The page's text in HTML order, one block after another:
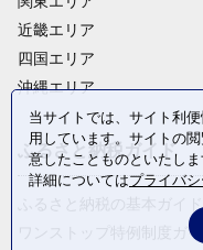
近畿エリア
四国エリア
沖縄エリア
ふるさと納税ガイド
ふるさと納税の基本ガイド
ワンストップ特例制度ガイ
当サイトでは、サイト利
用しています。サイトの
意したことものといたしま
詳細についてはプライバ